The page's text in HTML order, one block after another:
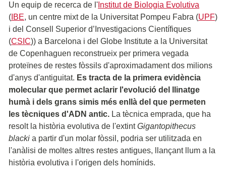
Un equip de recerca de l' Institut de Biologia Evolutiva
( IBE, un centre mixt de la Universitat Pompeu Fabra (UPF)
i del Consell Superior d’Investigacions Científiques
(CSIC)) a Barcelona i del Globe Institute a la Universitat
de Copenhaguen reconstrueix per primera vegada
proteïnes de restes fòssils d'aproximadament dos milions
d'anys d'antiguitat. Es tracta de la primera evidència
molecular que permet aclarir l'evolució del llinatge
humà i dels grans simis més enllà del que permeten
les tècniques d'ADN antic. La tècnica emprada, que ha
resolt la història evolutiva de l'extintGigantopithecus
blacki a partir d'un molar fòssil, podria ser utilitzada en
l'anàlisi de moltes altres restes antigues, llançant llum a la
història evolutiva i l'origen dels homínids.